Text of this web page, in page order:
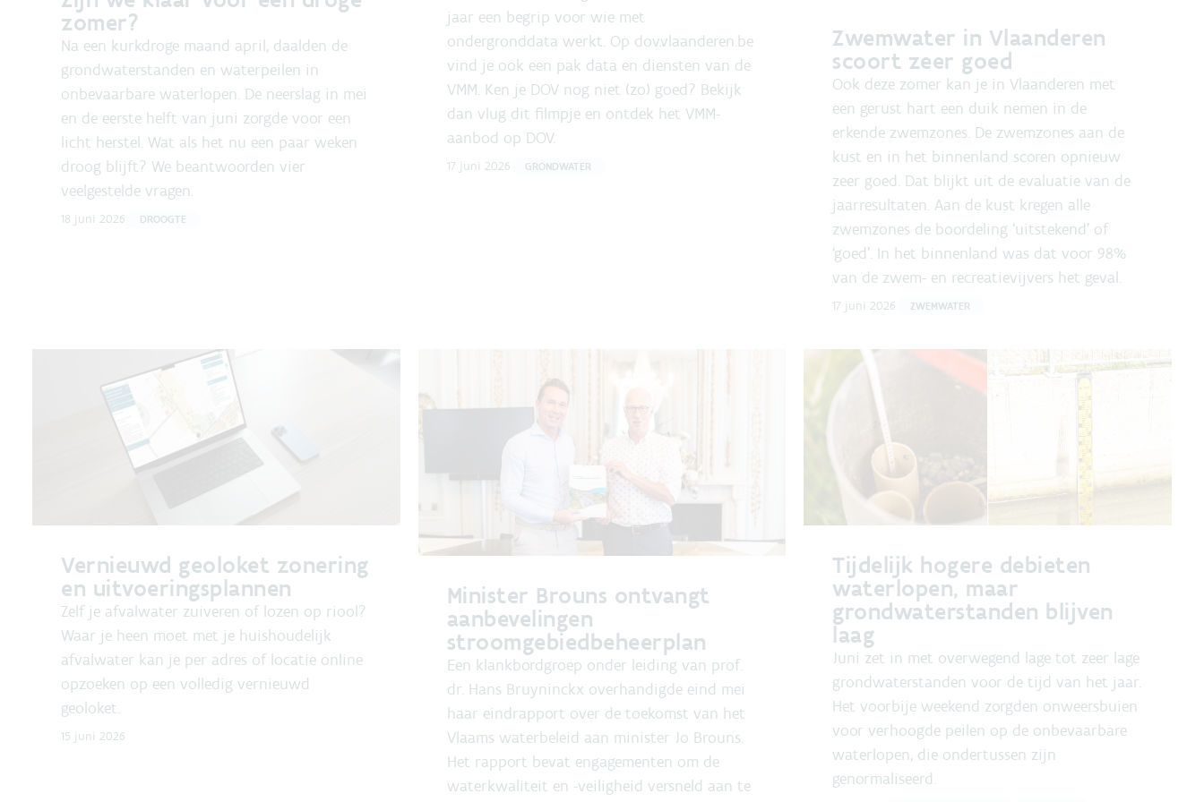
zomer?
Na een kurkdroge maand april, daalden de
grondwaterstanden en waterpeilen in
onbevaarbare waterlopen. De neerslag in mei
en de eerste helft van juni zorgde voor een
licht herstel. Wat als het nu een paar weken
droog blijft? We beantwoorden vier
veelgestelde vragen.
18 juni 2026 DROOGTE
jaar een begrip voor wie met
ondergronddata werkt. Op dov.vlaanderen.be
vind je ook een pak data en diensten van de
VMM. Ken je DOV nog niet (zo) goed? Bekijk
dan vlug dit filmpje en ontdek het VMM-
aanbod op DOV.
17 juni 2026 GRONDWATER
Zwemwater in Vlaanderen
scoort zeer goed
Ook deze zomer kan je in Vlaanderen met
een gerust hart een duik nemen in de
erkende zwemzones. De zwemzones aan de
kust en in het binnenland scoren opnieuw
zeer goed. Dat blijkt uit de evaluatie van de
jaarresultaten. Aan de kust kregen alle
zwemzones de boordeling ‘uitstekend’ of
‘goed’. In het binnenland was dat voor 98%
van de zwem- en recreatievijvers het geval.
17 juni 2026 ZWEMWATER
Vernieuwd geoloket zonering
en uitvoeringsplannen
Zelf je afvalwater zuiveren of lozen op riool?
Waar je heen moet met je huishoudelijk
afvalwater kan je per adres of locatie online
opzoeken op een volledig vernieuwd
geoloket.
15 juni 2026
Minister Brouns ontvangt
aanbevelingen
stroomgebiedbeheerplan
Een klankbordgroep onder leiding van prof.
dr. Hans Bruyninckx overhandigde eind mei
haar eindrapport over de toekomst van het
Vlaams waterbeleid aan minister Jo Brouns.
Het rapport bevat engagementen om de
waterkwaliteit en -veiligheid versneld aan te
Tijdelijk hogere debieten
waterlopen, maar
grondwaterstanden blijven
laag
Juni zet in met overwegend lage tot zeer lage
grondwaterstanden voor de tijd van het jaar.
Het voorbije weekend zorgden onweersbuien
voor verhoogde peilen op de onbevaarbare
waterlopen, die ondertussen zijn
genormaliseerd.